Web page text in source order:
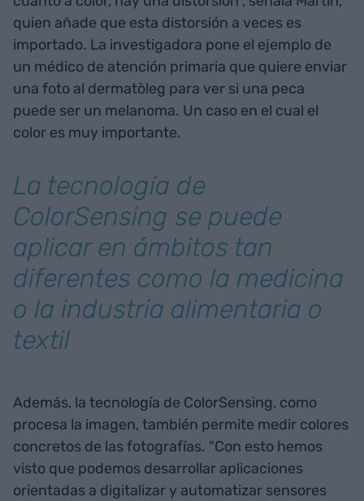
quien añade que esta distorsión a veces es
importado. La investigadora pone el ejemplo de
un médico de atención primaria que quiere enviar
una foto al dermatòleg para ver si una peca
puede ser un melanoma. Un caso en el cual el
color es muy importante.
La tecnología de
ColorSensing se puede
aplicar en ámbitos tan
diferentes como la medicina
o la industria alimentaria o
textil
Además, la tecnología de ColorSensing, como
procesa la imagen, también permite medir colores
concretos de las fotografías. "Con esto hemos
visto que podemos desarrollar aplicaciones
orientadas a digitalizar y automatizar sensores